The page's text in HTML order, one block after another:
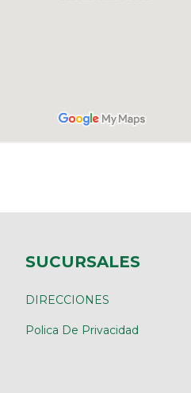
SUCURSALES
DIRECCIONES
Polica De Privacidad